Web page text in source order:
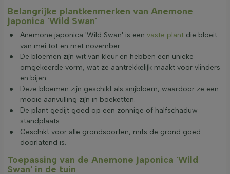
Belangrijke plantkenmerken van Anemone
japonica 'Wild Swan'
Anemone japonica 'Wild Swan' is een vaste plant die bloeit
van mei tot en met november.
De bloemen zijn wit van kleur en hebben een unieke
omgekeerde vorm, wat ze aantrekkelijk maakt voor vlinders
en bijen.
Deze bloemen zijn geschikt als snijbloem, waardoor ze een
mooie aanvulling zijn in boeketten.
De plant gedijt goed op een zonnige of halfschaduw
standplaats.
Geschikt voor alle grondsoorten, mits de grond goed
doorlatend is.
Toepassing van de Anemone japonica 'Wild
Swan' in de tuin